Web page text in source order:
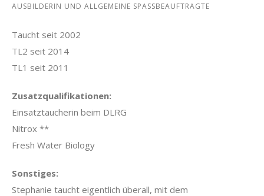
AUSBILDERIN UND ALLGEMEINE SPASSBEAUFTRAGTE
Taucht seit 2002
TL2 seit 2014
TL1 seit 2011
Zusatzqualifikationen:
Einsatztaucherin beim DLRG
Nitrox **
Fresh Water Biology
Sonstiges:
Stephanie taucht eigentlich überall, mit dem